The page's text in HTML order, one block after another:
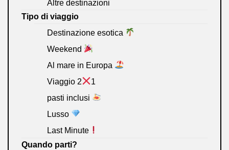
Altre destinazioni
Tipo di viaggio
Destinazione esotica
Weekend
Al mare in Europa
Viaggio 2
1
pasti inclusi
Lusso
Last Minute
Quando parti?